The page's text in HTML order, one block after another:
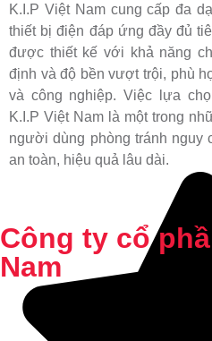
K.I.P Việt Nam cung cấp đa
thiết bị điện đáp ứng đầy đủ
được thiết kế với khả năng
định và độ bền vượt trội, phù
và công nghiệp. Việc lựa
K.I.P Việt Nam là một trong
người dùng phòng tránh nguy
an toàn, hiệu quả lâu dài.
Công ty cổ
Nam